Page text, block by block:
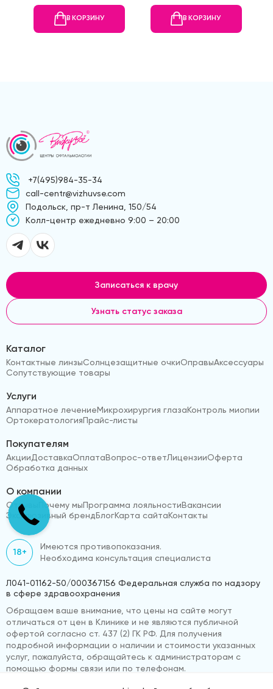
В КОРЗИНУ В КОРЗИНУ
+7(495)984-35-34
call-centr@vizhuvse.com
Подольск, пр-т Ленина, 150/54
Kолл-центр ежедневно 9:00 – 20:00
Записаться к врачу
Узнать статус заказа
Каталог
Контактные линзыСолнцезащитные очкиОправыАксессуары
Сопутствующие товары
Услуги
Аппаратное лечениеМикрохирургия глазаКонтроль миопии
ОртокератологияПрайс-листы
Покупателям
АкцииДоставкаОплатаВопрос-ответЛицензииОферта
Обработка данных
О компании
Отзывы Почему мыПрограмма лояльностиВакансии
Эксклюзивный брендБлогКарта сайтаКонтакты
18+
Имеются противопоказания.
Необходима консультация специалиста
Л041-01162-50/000367156 Федеральная служба по надзору
в сфере здравоохранения
Обращаем ваше внимание, что цены на сайте могут
отличаться от цен в Клинике и не являются публичной
офертой согласно ст. 437 (2) ГК РФ. Для получения
подробной информации о наличии и стоимости указанных
услуг, пожалуйста, обращайтесь к администраторам с
помощью формы связи или по телефонам.